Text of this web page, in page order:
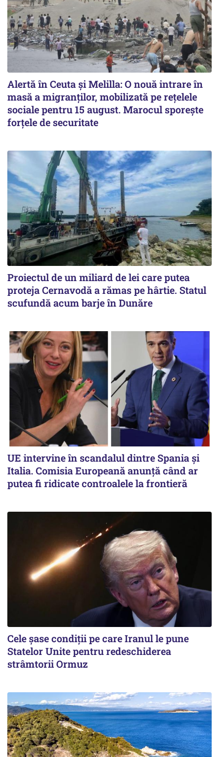
Alertă în Ceuta și Melilla: O nouă intrare în
masă a migranților, mobilizată pe rețelele
sociale pentru 15 august. Marocul sporește
forțele de securitate
Proiectul de un miliard de lei care putea
proteja Cernavodă a rămas pe hârtie. Statul
scufundă acum barje în Dunăre
UE intervine în scandalul dintre Spania și
Italia. Comisia Europeană anunță când ar
putea fi ridicate controalele la frontieră
Cele șase condiții pe care Iranul le pune
Statelor Unite pentru redeschiderea
strâmtorii Ormuz